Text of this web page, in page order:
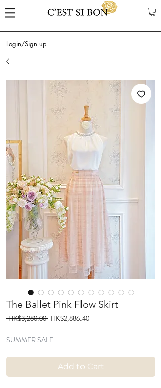
Login/Sign up
The Ballet Pink Flow Skirt
HK$3,280.00 Regular
HK$2,886.40Sale
SUMMER SALE
Add to Cart